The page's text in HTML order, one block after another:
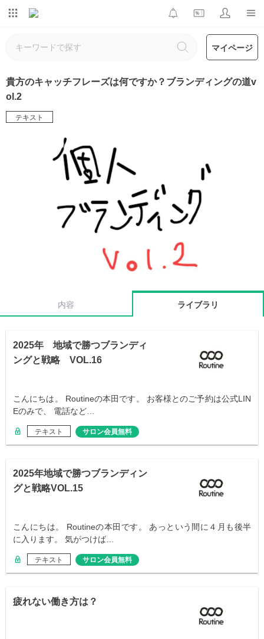
マイページ
貴方のキャッチフレーズは何ですか？ブランディングの道v
ol.2
テキスト
内容 ライブラリ
2025年 地域で勝つブランディ
ングと戦略 VOL.16
こんにちは。 Routineの本田です。 お客様とのご予約は公式LIN
Eのみで、 電話など…
テキスト サロン会員無料
2025年地域で勝つブランディン
グと戦略VOL.15
こんにちは。 Routineの本田です。 あっという間に４月も後半
に入ります。 気がつけば…
テキスト サロン会員無料
疲れない働き方は？